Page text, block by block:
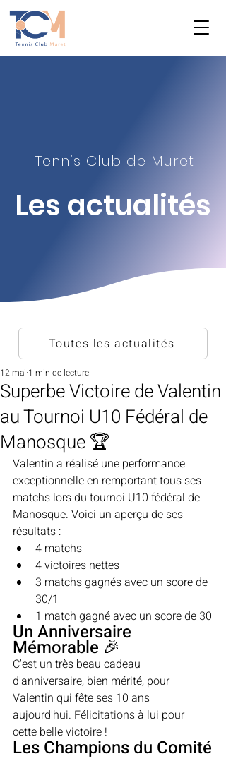
Tennis Club de Muret
Les actualités
Toutes les actualités
Superbe Victoire de Valentin
au Tournoi U10 Fédéral de
Manosque 🏆
12 mai 1 min de lecture
Valentin a réalisé une performance
exceptionnelle en remportant tous ses
matchs lors du tournoi U10 fédéral de
Manosque. Voici un aperçu de ses
résultats :
4 matchs
4 victoires nettes
3 matchs gagnés avec un score de
30/1
1 match gagné avec un score de 30
Un Anniversaire
Mémorable 🎉
C'est un très beau cadeau
d'anniversaire, bien mérité, pour
Valentin qui fête ses 10 ans
aujourd'hui. Félicitations à lui pour
cette belle victoire !
Les Champions du Comité